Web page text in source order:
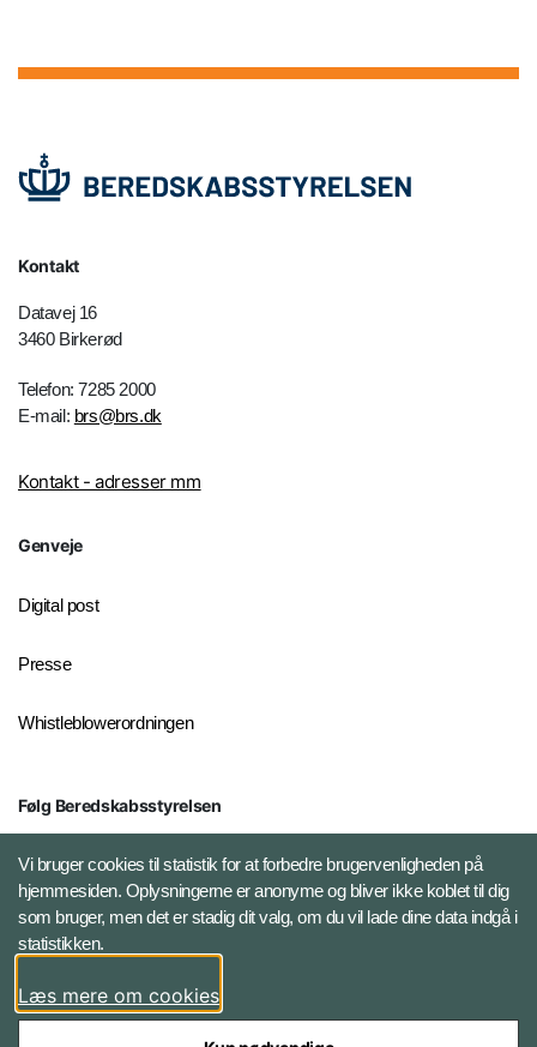
Kontakt
Datavej 16
3460 Birkerød
Telefon: 7285 2000
E-mail: brs@brs.dk
Kontakt - adresser mm
Genveje
Digital post
Presse
Whistleblowerordningen
Følg Beredskabsstyrelsen
X BRSdk
LinkedIn BRS-profil
Vi bruger cookies til statistik for at forbedre brugervenligheden på
hjemmesiden. Oplysningerne er anonyme og bliver ikke koblet til dig
som bruger, men det er stadig dit valg, om du vil lade dine data indgå i
statistikken.
Læs mere om cookies